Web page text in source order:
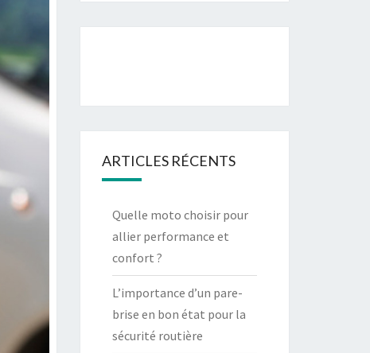
ARTICLES RÉCENTS
Quelle moto choisir pour
allier performance et
confort ?
L’importance d’un pare-
brise en bon état pour la
sécurité routière